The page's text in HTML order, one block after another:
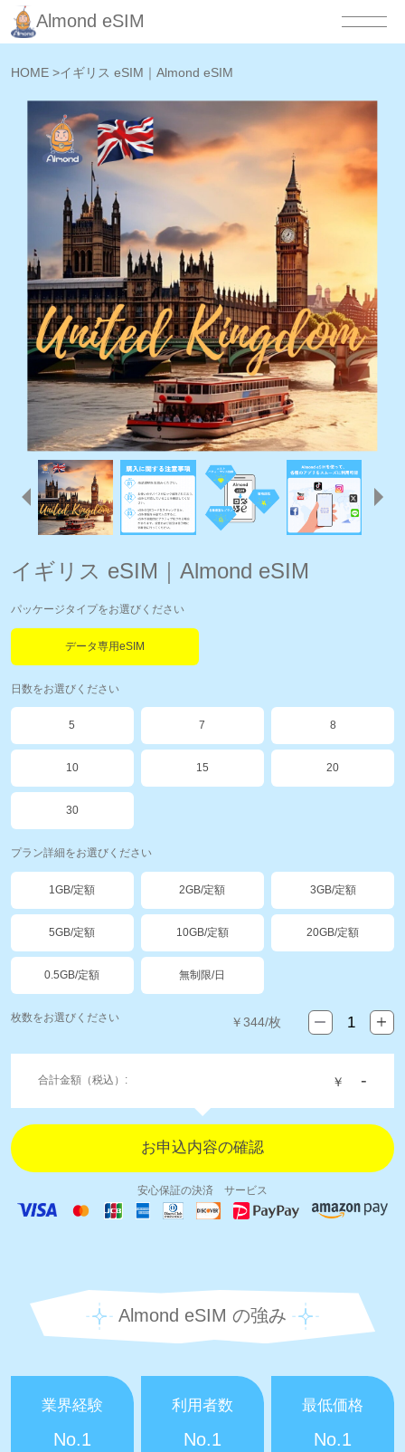
Almond eSIM
HOME >イギリス eSIM｜Almond eSIM
イギリス eSIM｜Almond eSIM
パッケージタイプをお選びください
データ専用eSIM
日数をお選びください
5 7 8
10 15 20
30
プラン詳細をお選びください
1GB/定額 2GB/定額 3GB/定額
5GB/定額 10GB/定額 20GB/定額
0.5GB/定額 無制限/日
枚数をお選びください ￥344/枚
合計金額（税込）: ￥ -
安心保証の決済 サービス
Almond eSIM の強み
業界経験
No.1
利用者数
No.1
最低価格
No.1